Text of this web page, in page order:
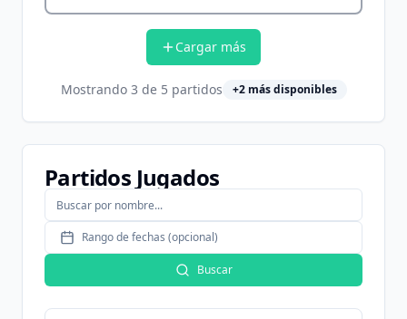
Cargar más
Mostrando 3 de 5 partidos +2más disponibles
Partidos Jugados
Rango de fechas (opcional)
Buscar